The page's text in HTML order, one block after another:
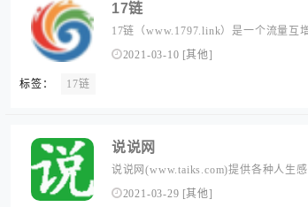
17链
17链（www.1797.link）是一个流量互
接平台,免费收录国内各行业优秀的正
2021-03-10 [其他]
标签： 17链
说说网
说说网(www.taiks.com)提供各种人生
片、带图片说说、经典搞笑说说、伤感
2021-03-29 [其他]